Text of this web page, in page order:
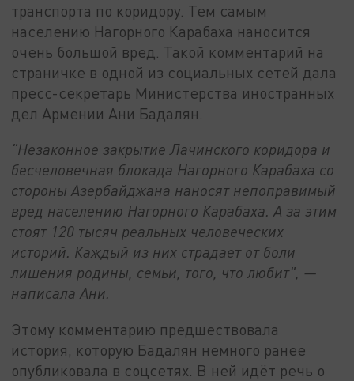
транспорта по коридору. Тем самым
населению Нагорного Карабаха наносится
очень большой вред. Такой комментарий на
страничке в одной из социальных сетей дала
пресс-секретарь Министерства иностранных
дел Армении Ани Бадалян.
"Незаконное закрытие Лачинского коридора и
бесчеловечная блокада Нагорного Карабаха со
стороны Азербайджана наносят непоправимый
вред населению Нагорного Карабаха. А за этим
стоят 120 тысяч реальных человеческих
историй. Каждый из них страдает от боли
лишения родины, семьи, того, что любит", —
написала Ани.
Этому комментарию предшествовала
история, которую Бадалян немного ранее
опубликовала в соцсетях. В ней идёт речь о